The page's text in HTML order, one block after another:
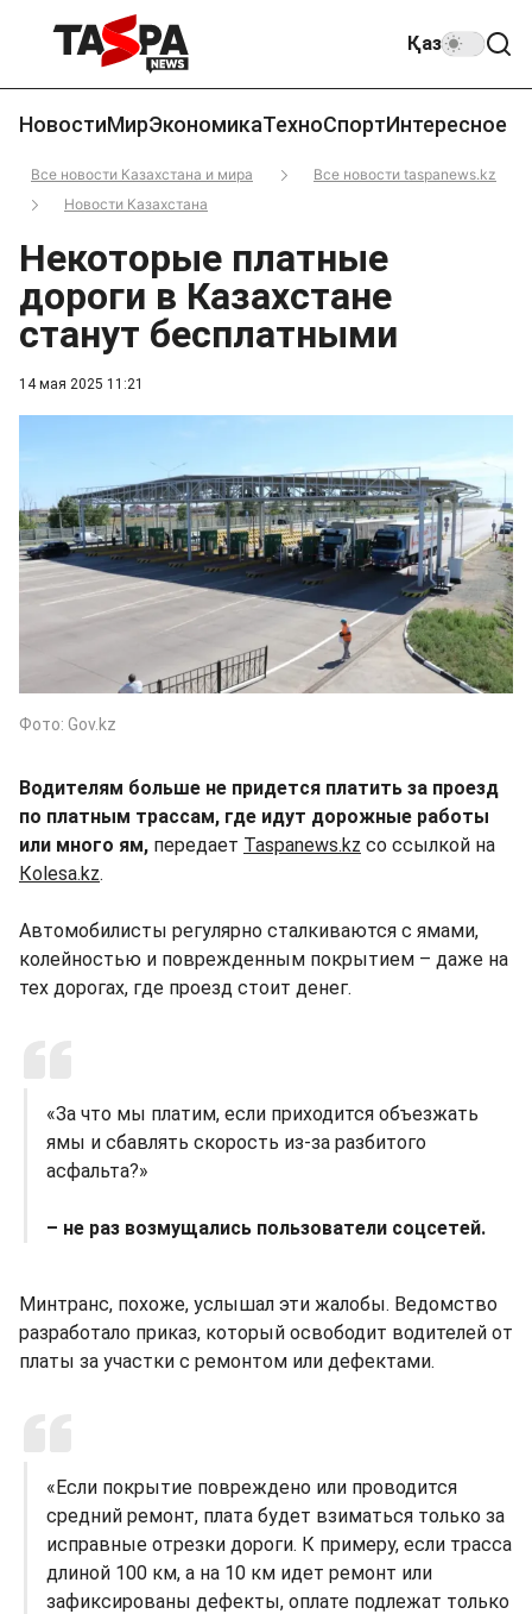
Қаз
НовостиМирЭкономикаТехноСпортИнтересное
Все новости Казахстана и мира
Все новости taspanews.kz
Новости Казахстана
14 мая 2025 11:21
Некоторые платные
дороги в Казахстане
станут бесплатными
Фото: Gov.kz
Водителям больше не придется платить за проезд
по платным трассам, где идут дорожные работы
или много ям, передает Taspanews.kz со ссылкой на
Кolesa.kz.
Автомобилисты регулярно сталкиваются с ямами,
колейностью и поврежденным покрытием – даже на
тех дорогах, где проезд стоит денег.
«За что мы платим, если приходится объезжать
ямы и сбавлять скорость из-за разбитого
асфальта?»
– не раз возмущались пользователи соцсетей.
Минтранс, похоже, услышал эти жалобы. Ведомство
разработало приказ, который освободит водителей от
платы за участки с ремонтом или дефектами.
«Если покрытие повреждено или проводится
средний ремонт, плата будет взиматься только за
исправные отрезки дороги. К примеру, если трасса
длиной 100 км, а на 10 км идет ремонт или
зафиксированы дефекты, оплате подлежат только